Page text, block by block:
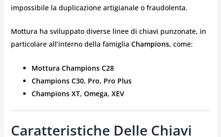
impossibile la duplicazione artigianale o fraudolenta.
Mottura ha sviluppato diverse linee di chiavi punzonate, in
particolare all’interno della famiglia Champions, come:
Mottura Champions C28
Champions C30, Pro, Pro Plus
Champions XT, Omega, XEV
Caratteristiche Delle Chiavi